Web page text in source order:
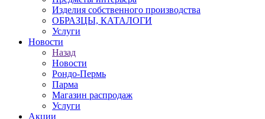
Изделия собственного производства
ОБРАЗЦЫ, КАТАЛОГИ
Услуги
Новости
Назад
Новости
Рондо-Пермь
Парма
Магазин распродаж
Услуги
Акции